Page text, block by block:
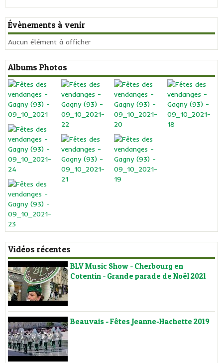
Évènements à venir
Aucun élément à afficher
Albums Photos
Vidéos récentes
BLV Music Show - Cherbourg en
Cotentin - Grande parade de Noël 2021
Beauvais - Fêtes Jeanne-Hachette 2019